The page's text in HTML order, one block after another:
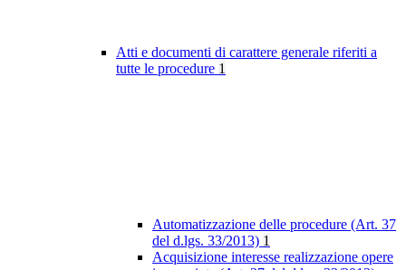
Atti e documenti di carattere generale riferiti a
tutte le procedure 1
Automatizzazione delle procedure (Art. 37
del d.lgs. 33/2013) 1
Acquisizione interesse realizzazione opere